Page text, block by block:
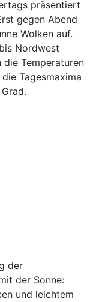
präsentiert
gegen Abend
Wolken auf.
Nordwest
die Temperaturen
Tagesmaxima
der
der Sonne:
und leichtem